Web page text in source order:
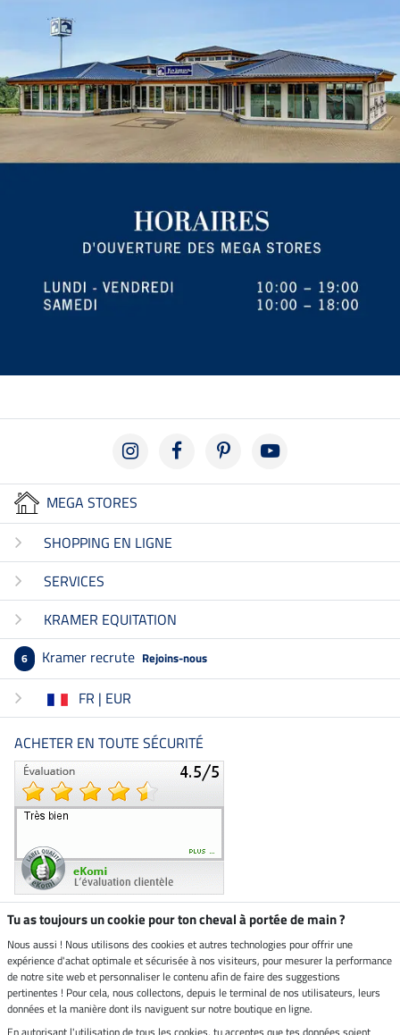
MEGA STORES
SHOPPING EN LIGNE
SERVICES
KRAMER EQUITATION
6 Kramer recrute Rejoins-nous
FR | EUR
ACHETER EN TOUTE SÉCURITÉ
Boutique climatiquement
neutre
Livraison par
Tu as toujours un cookie pour ton cheval à portée de main ?
Nous aussi ! Nous utilisons des cookies et autres technologies pour offrir une
expérience d'achat optimale et sécurisée à nos visiteurs, pour mesurer la performance
de notre site web et personnaliser le contenu afin de faire des suggestions
pertinentes ! Pour cela, nous collectons, depuis le terminal de nos utilisateurs, leurs
données et la manière dont ils naviguent sur notre boutique en ligne.